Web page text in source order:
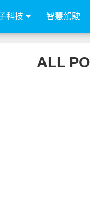
科技 智慧駕駛
ALL